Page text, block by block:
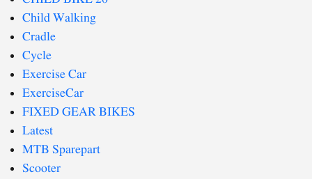
Child Walking
Cradle
Cycle
Exercise Car
ExerciseCar
FIXED GEAR BIKES
Latest
MTB Sparepart
Scooter